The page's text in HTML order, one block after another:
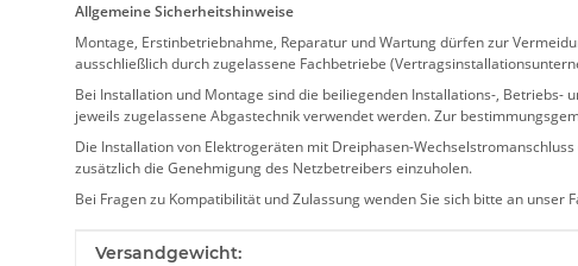
Allgemeine Sicherheitshinweise
Montage, Erstinbetriebnahme, Reparatur und Wartung dürfen zur
ausschließlich durch zugelassene Fachbetriebe
Bei Installation und Montage sind die beiliegenden Installations-,
jeweils zugelassene Abgastechnik verwendet werden. Zur
Die Installation von Elektrogeräten mit Dreiphasen-
zusätzlich die Genehmigung des Netzbetreibers einzuholen.
Bei Fragen zu Kompatibilität und Zulassung wenden Sie sich bitte an unser
Produkteigenschaft
Wert
Versandgewicht: